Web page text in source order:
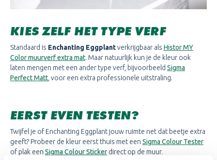
KIES ZELF HET TYPE VERF
Standaard is Enchanting Eggplantverkrijgbaar als Histor MY
Color muurverf extra mat. Maar natuurlijk kun je de kleur ook
laten mengen met een ander type verf, bijvoorbeeld Sigma
Perfect Matt , voor een extra professionele uitstraling.
EERST EVEN TESTEN?
Twijfel je of Enchanting Eggplant jouw ruimte net dat beetje extra
geeft? Probeer de kleur eerst thuis met een Sigma Colour Tester
of plak een Sigma Colour Sticker direct op de muur.